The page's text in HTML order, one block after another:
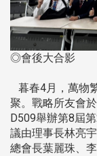
◎會後大合影
暮春4月，萬物
聚。戰略所友會
D509舉辦第8屆
議由理事長林亮
總會長葉麗珠、